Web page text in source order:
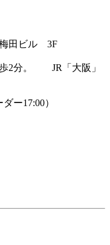
梅田ビル 3F
歩2分。 JR「大阪」
ー17:00）